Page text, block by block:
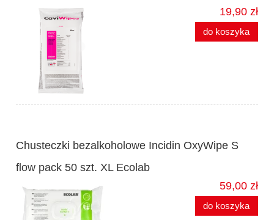
19,90 zł
do koszyka
Chusteczki bezalkoholowe Incidin OxyWipe S
flow pack 50 szt. XL Ecolab
59,00 zł
do koszyka